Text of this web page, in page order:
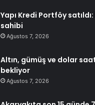
Yapı Kredi Portföy
sahibi
Ağustos 7, 2026
Altın, gümüş ve dolar saat
bekliyor
Ağustos 7, 2026